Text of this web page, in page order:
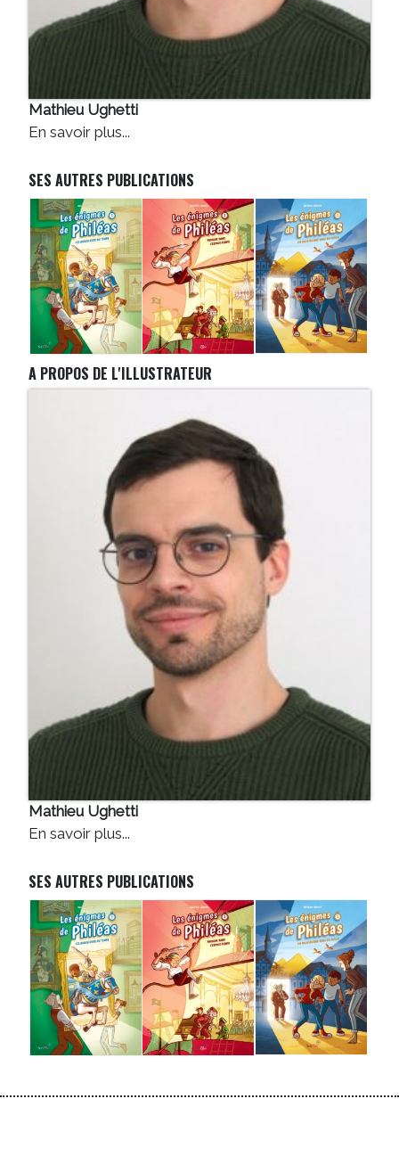
Mathieu Ughetti
En savoir plus...
SES AUTRES PUBLICATIONS
A PROPOS DE L'ILLUSTRATEUR
Mathieu Ughetti
En savoir plus...
SES AUTRES PUBLICATIONS